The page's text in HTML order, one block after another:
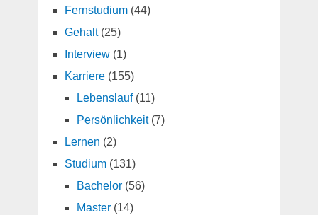
Fernstudium(44)
Gehalt(25)
Interview(1)
Karriere(155)
Lebenslauf(11)
Persönlichkeit(7)
Lernen (2)
Studium(131)
Bachelor(56)
Master(14)